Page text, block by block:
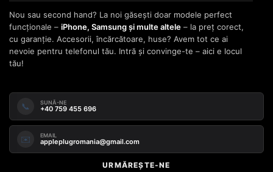
Nou sau second hand? La noi găsești doar modele perfect
funcționale – iPhone, Samsung și multe altele – la preț corect,
cu garanție. Accesorii, încărcătoare, huse? Avem tot ce ai
nevoie pentru telefonul tău. Intră și convinge-te – aici e locul
tău!
📞 SUNĂ-NE
+40 759 455 696
✉️ EMAIL
appleplugromania@gmail.com
URMĂREȘTE-NE